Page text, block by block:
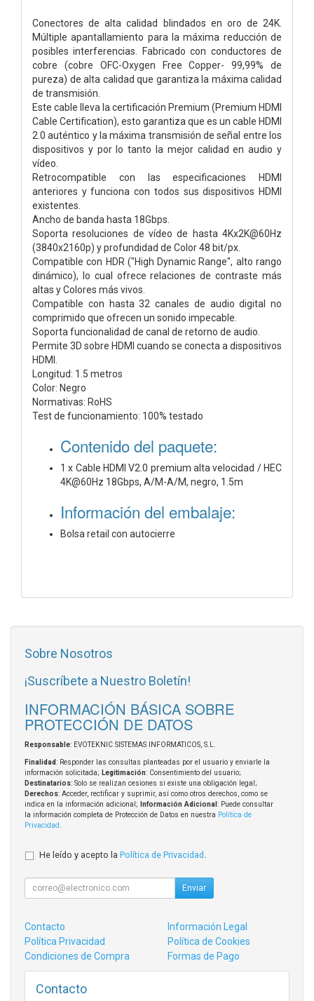
Conectores de alta calidad blindados en oro de 24K.
Múltiple apantallamiento para la máxima reducción de
posibles interferencias. Fabricado con conductores de
cobre (cobre OFC-Oxygen Free Copper- 99,99% de
pureza) de alta calidad que garantiza la máxima calidad
de transmisión.
Este cable lleva la certificación Premium (Premium HDMI
Cable Certification), esto garantiza que es un cable HDMI
2.0 auténtico y la máxima transmisión de señal entre los
dispositivos y por lo tanto la mejor calidad en audio y
vídeo.
Retrocompatible con las especificaciones HDMI
anteriores y funciona con todos sus dispositivos HDMI
existentes.
Ancho de banda hasta 18Gbps.
Soporta resoluciones de vídeo de hasta 4Kx2K@60Hz
(3840x2160p) y profundidad de Color 48 bit/px.
Compatible con HDR ("High Dynamic Range", alto rango
dinámico), lo cual ofrece relaciones de contraste más
altas y Colores más vivos.
Compatible con hasta 32 canales de audio digital no
comprimido que ofrecen un sonido impecable.
Soporta funcionalidad de canal de retorno de audio.
Permite 3D sobre HDMI cuando se conecta a dispositivos
HDMI.
Longitud: 1.5 metros
Color: Negro
Normativas: RoHS
Test de funcionamiento: 100% testado
Contenido del paquete:
1 x Cable HDMI V2.0 premium alta velocidad / HEC
4K@60Hz 18Gbps, A/M-A/M, negro, 1.5m
Información del embalaje:
Bolsa retail con autocierre
Sobre Nosotros
¡Suscríbete a Nuestro Boletín!
INFORMACIÓN BÁSICA SOBRE
PROTECCIÓN DE DATOS
Responsable: EVOTEKNIC SISTEMAS INFORMATICOS, S.L.
Finalidad: Responder las consultas planteadas por el usuario y enviarle la
información solicitada; Legitimación: Consentimiento del usuario;
Destinatarios: Solo se realizan cesiones si existe una obligación legal;
Derechos: Acceder, rectificar y suprimir, así como otros derechos, como se
indica en la información adicional;
Información Adicional : Puede consultar
la información completa de Protección de Datos en nuestra Política de
Privacidad
He leído y acepto la Política de Privacidad
Enviar
Contacto
Información Legal
Política Privacidad
Política de Cookies
Condiciones de Compra
Formas de Pago
Contacto